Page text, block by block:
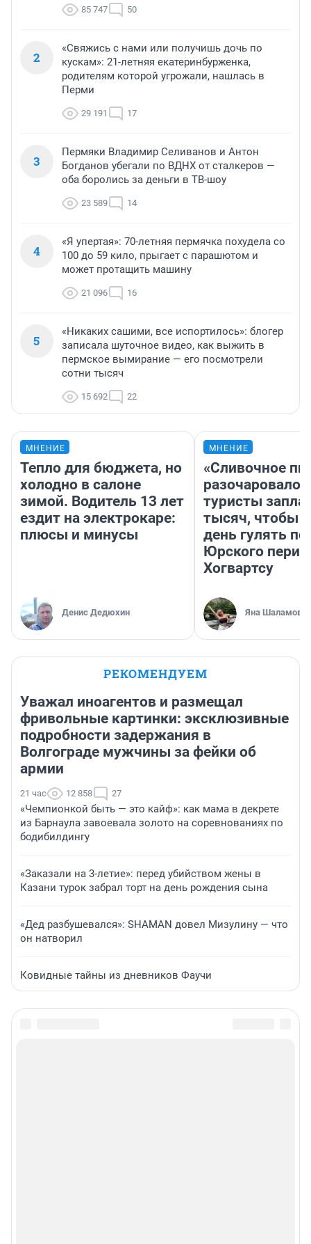
85 747 50
2
«Свяжись с нами или получишь дочь по
кускам»: 21-летняя екатеринбурженка,
родителям которой угрожали, нашлась в
Перми
29 191 17
3
Пермяки Владимир Селиванов и Антон
Богданов убегали по ВДНХ от сталкеров —
оба боролись за деньги в ТВ-шоу
23 589 14
4
«Я упертая»: 70-летняя пермячка похудела со
100 до 59 кило, прыгает с парашютом и
может протащить машину
21 096 16
5
«Никаких сашими, все испортилось»: блогер
записала шуточное видео, как выжить в
пермское вымирание — его посмотрели
сотни тысяч
15 692 22
МНЕНИЕ
Тепло для бюджета, но
холодно в салоне
зимой. Водитель 13 лет
ездит на электрокаре:
плюсы и минусы
Денис Дедюхин
МНЕНИЕ
«Сливочное
разочаровало»:
туристы
тысяч, чтобы
день гулять по
Юрского
Хогвартсу
Яна Шаламова
РЕКОМЕНДУЕМ
Уважал иноагентов и размещал
фривольные картинки: эксклюзивные
подробности задержания в
Волгограде мужчины за фейки об
армии
21 час 12 858 27
«Чемпионкой быть — это кайф»: как мама в декрете
из Барнаула завоевала золото на соревнованиях по
бодибилдингу
«Заказали на 3-летие»: перед убийством жены в
Казани турок забрал торт на день рождения сына
«Дед разбушевался»: SHAMAN довел Мизулину — что
он натворил
Ковидные тайны из дневников Фаучи